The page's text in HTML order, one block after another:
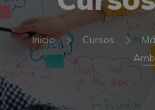
Inicio Cursos